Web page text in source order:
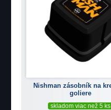
Nishman zásobník na
goliere
skladom viac než 5 ks